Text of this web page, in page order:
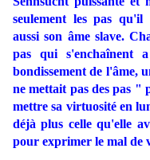
seulement les pas qu'il
aussi son âme slave.
pas qui s'enchaînent
bondissement de l'âme,
ne mettait pas des pas
mettre sa virtuosité en
déjà plus celle qu'elle
pour exprimer le mal de